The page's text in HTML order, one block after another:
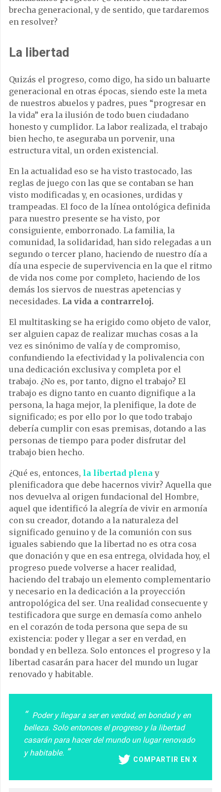
brecha generacional, y de sentido, que tardaremos
en resolver?
La libertad
Quizás el progreso, como digo, ha sido un baluarte
generacional en otras épocas, siendo este la meta
de nuestros abuelos y padres, pues “progresar en
la vida” era la ilusión de todo buen ciudadano
honesto y cumplidor. La labor realizada, el trabajo
bien hecho, te aseguraba un porvenir, una
estructura vital, un orden existencial.
En la actualidad eso se ha visto trastocado, las
reglas de juego con las que se contaban se han
visto modificadas y, en ocasiones, urdidas y
trampeadas. El foco de la línea ontológica definida
para nuestro presente se ha visto, por
consiguiente, emborronado. La familia, la
comunidad, la solidaridad, han sido relegadas a un
segundo o tercer plano, haciendo de nuestro día a
día una especie de supervivencia en la que el ritmo
de vida nos come por completo, haciendo de los
demás los siervos de nuestras apetencias y
necesidades. La vida a contrarreloj.
El multitasking se ha erigido como objeto de valor,
ser alguien capaz de realizar muchas cosas a la
vez es sinónimo de valía y de compromiso,
confundiendo la efectividad y la polivalencia con
una dedicación exclusiva y completa por el
trabajo. ¿No es, por tanto, digno el trabajo? El
trabajo es digno tanto en cuanto dignifique a la
persona, la haga mejor, la plenifique, la dote de
significado; es por ello por lo que todo trabajo
debería cumplir con esas premisas, dotando a las
personas de tiempo para poder disfrutar del
trabajo bien hecho.
¿Qué es, entonces, la libertad plena y
plenificadora que debe hacernos vivir? Aquella que
nos devuelva al origen fundacional del Hombre,
aquel que identificó la alegría de vivir en armonía
con su creador, dotando a la naturaleza del
significado genuino y de la comunión con sus
iguales sabiendo que la libertad no es otra cosa
que donación y que en esa entrega, olvidada hoy, el
progreso puede volverse a hacer realidad,
haciendo del trabajo un elemento complementario
y necesario en la dedicación a la proyección
antropológica del ser. Una realidad consecuente y
testificadora que surge en demasía como anhelo
en el corazón de toda persona que sepa de su
existencia: poder y llegar a ser en verdad, en
bondad y en belleza. Solo entonces el progreso y la
libertad casarán para hacer del mundo un lugar
renovado y habitable.
Poder y llegar a ser en verdad, en bondad y en
belleza. Solo entonces el progreso y la libertad
casarán para hacer del mundo un lugar renovado
y habitable.
COMPARTIR EN X